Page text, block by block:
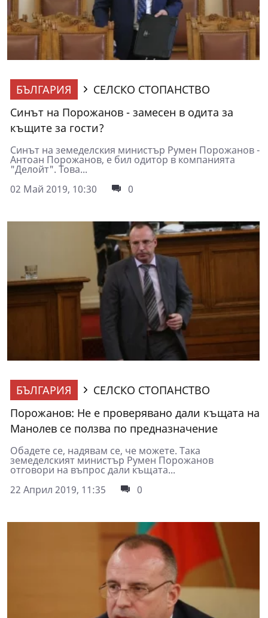
БЪЛГАРИЯ
СЕЛСКО СТОПАНСТВО
Синът на Порожанов - замесен в одита за
къщите за гости?
Синът на земеделския министър Румен Порожанов -
Антоан Порожанов, е бил одитор в компанията
"Делойт". Това...
02 Май 2019, 10:30
0
БЪЛГАРИЯ
СЕЛСКО СТОПАНСТВО
Порожанов: Не е проверявано дали къщата на
Манолев се ползва по предназначение
Обадете се, надявам се, че можете. Така
земеделският министър Румен Порожанов
отговори на въпрос дали къщата...
22 Април 2019, 11:35
0